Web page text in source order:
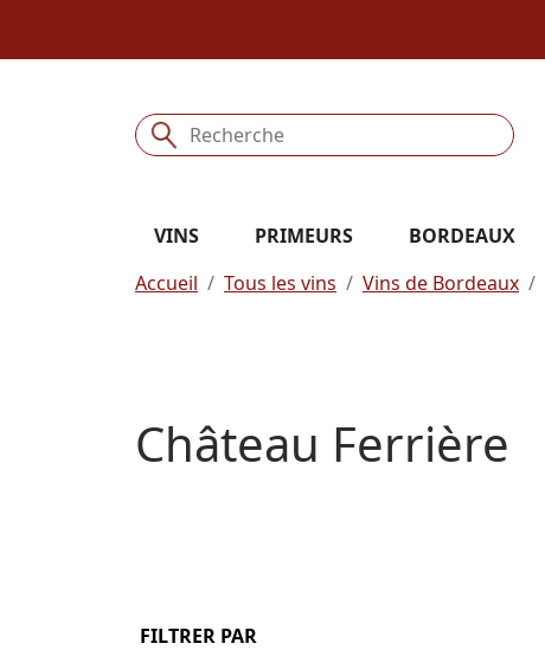
VINS PRIMEURS BORDEAUX
Accueil
Tous les vins Vins de Bordeaux
Château Ferrière
FILTRER PAR